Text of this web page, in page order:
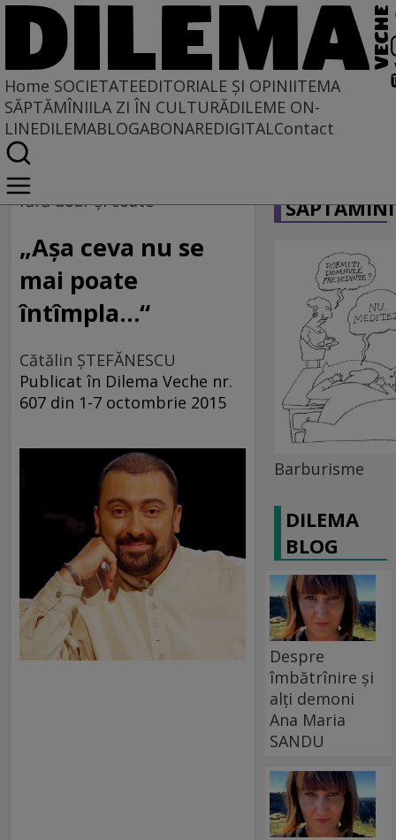
Home SOCIETATEEDITORIALE ȘI OPINIITEMA
SĂPTĂMÎNIILA ZI ÎN CULTURĂDILEME ON-
LINEDILEMABLOGABONAREDIGITALContact
Home
Societate
IERI CU VEDERE SPRE AZI
fără doar şi coate
„Aşa ceva nu se
mai poate
întîmpla…“
Cătălin ŞTEFĂNESCU
Publicat în Dilema Veche nr.
607 din 1-7 octombrie 2015
Barburisme
DILEMA
BLOG
Despre
îmbătrînire și
alți demoni
Ana Maria
SANDU